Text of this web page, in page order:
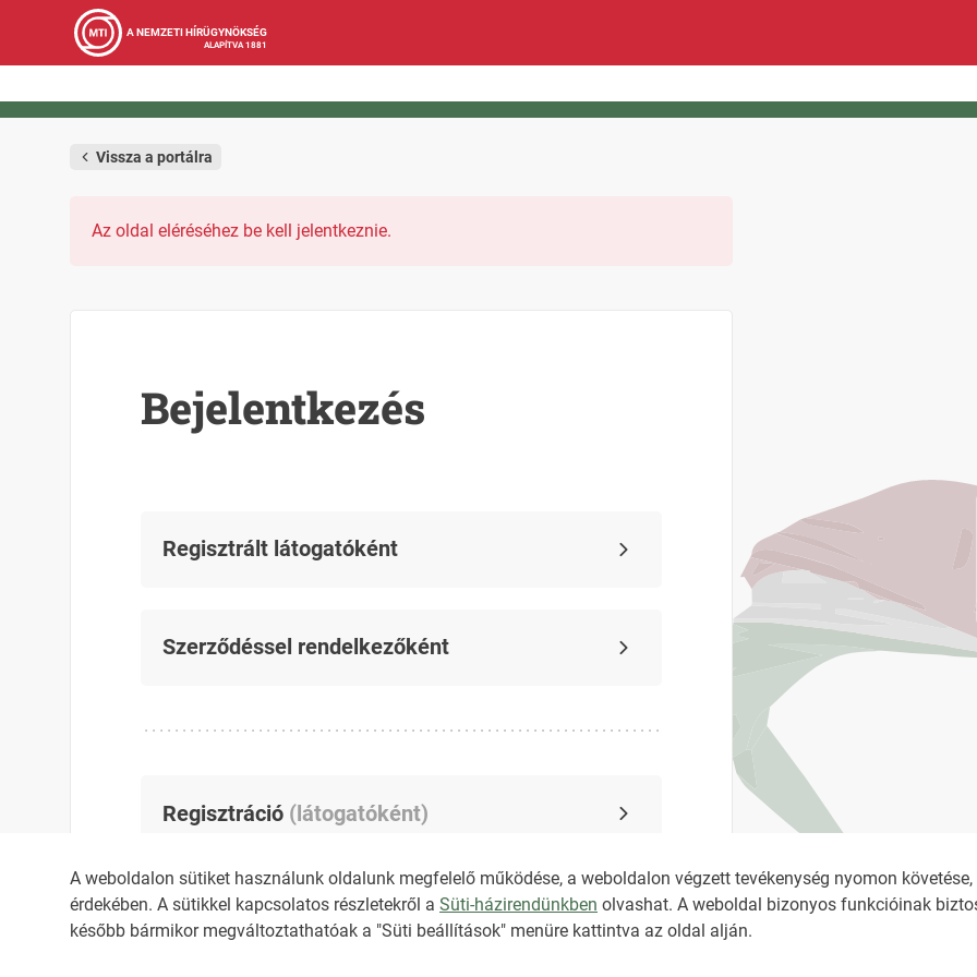
A weboldalon sütiket használunk oldalunk megfelelő működése, a weboldalon végzett tevékenység nyomon
érdekében. A sütikkel kapcsolatos részletekről a Süti-házirendünkben olvashat. A weboldal bizonyos funkcióinak
később bármikor megváltoztathatóak a "Süti beállítások" menüre kattintva az oldal alján.
A NEMZETI HÍRÜGYNÖKSÉG
ALAPÍTVA 1881
Vissza a portálra
Az oldal eléréséhez be kell jelentkeznie.
Bejelentkezés
Regisztrált látogatóként
Szerződéssel rendelkezőként
Regisztráció (látogatóként)